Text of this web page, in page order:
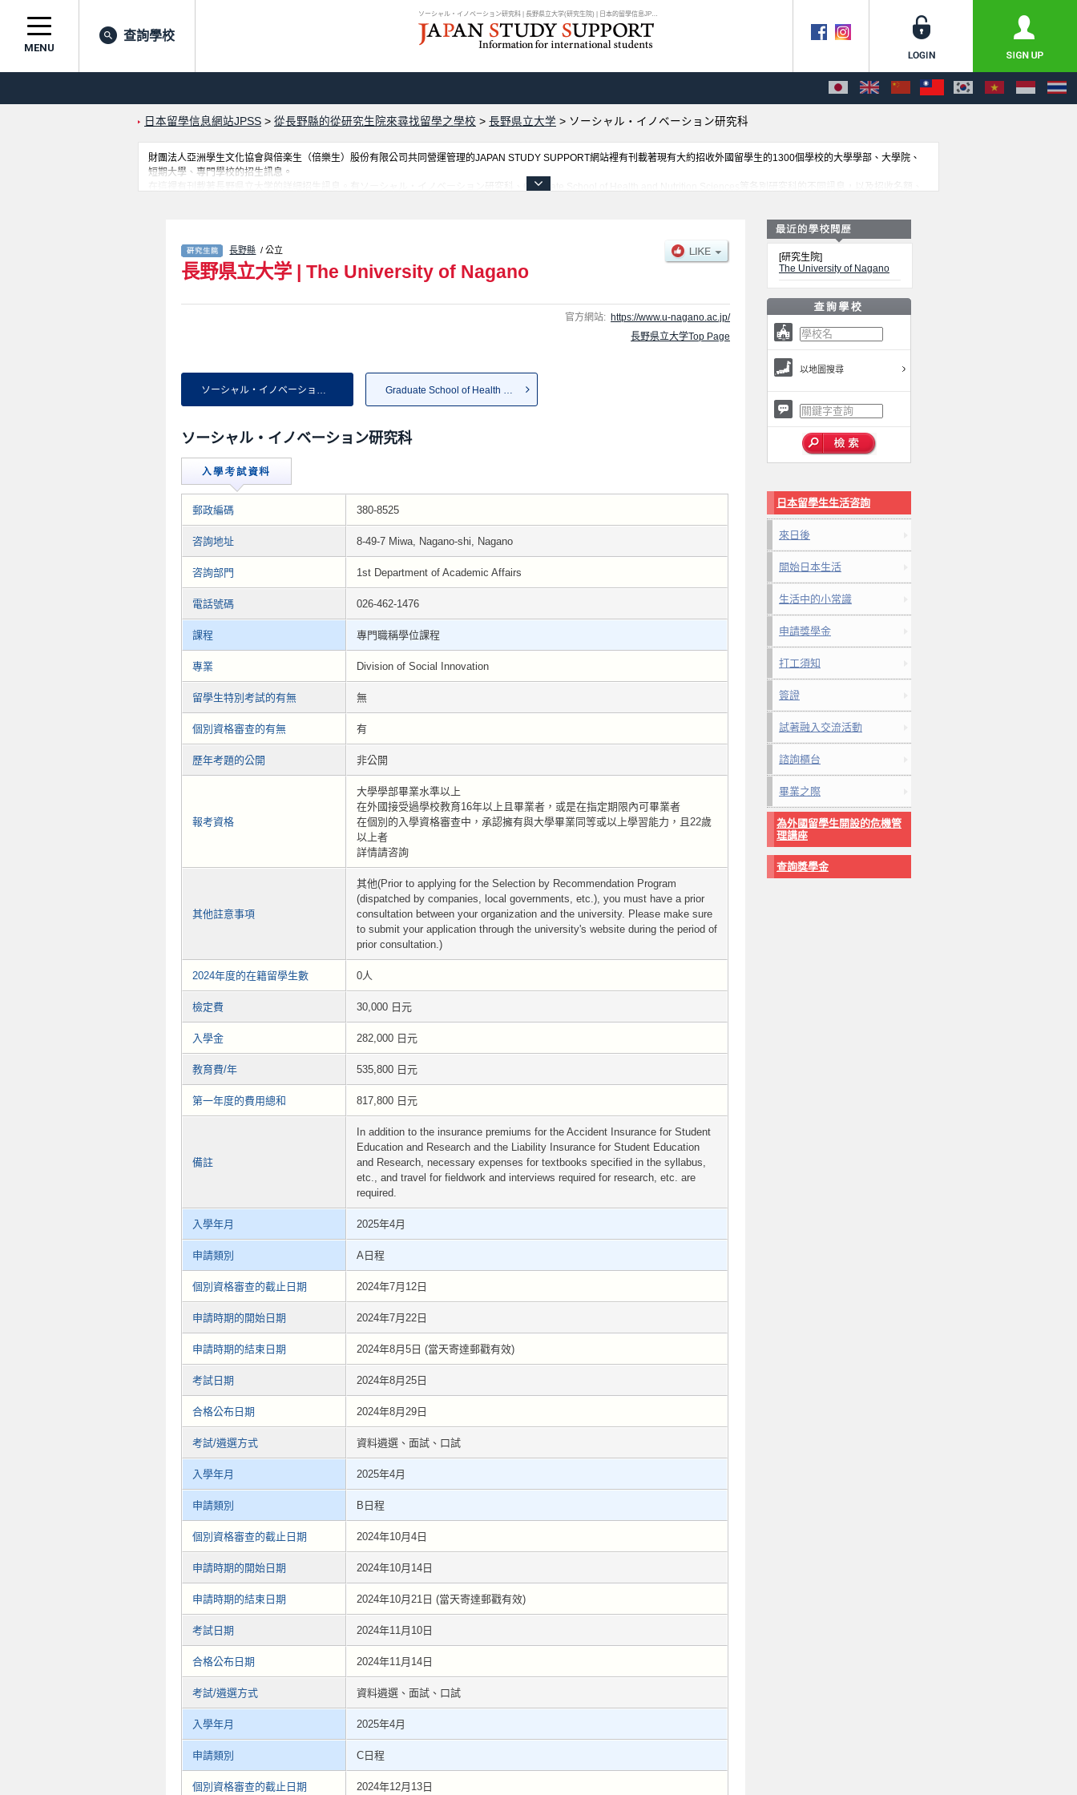
ソーシャル・イノベーション研究科 | 長野県立大学(研究生院) | 日本的留學信息JPSS
MENU
查詢學校
日本留學信息網站JPSS > 從長野縣的從研究生院來尋找留學之學校 > 長野県立大学 > ソーシャル・イノベーション研究科
財團法人亞洲學生文化協會與倍楽生（倍樂生）股份有限公司共同營運管理的JAPAN STUDY SUPPORT網站裡有刊載著現有大約招收外國留學生的1300個學校的大學學部、大學院、
短期大學、專門學校的招生訊息。
在這裡有刊載著長野県立大学的詳細招生訊息。有ソーシャル・イノベーション研究科、Graduate School of Health and Nutrition Sciences等各別研究科的不同訊息，以及招收名額、
長野縣 / 公立
長野県立大学 | The University of Nagano
官方網站: https://www.u-nagano.ac.jp/
長野県立大学Top Page
ソーシャル・イノベーション研究科 Graduate School of Health and...
ソーシャル・イノベーション研究科
郵政編碼 380-8525
咨詢地址 8-49-7 Miwa, Nagano-shi, Nagano
咨詢部門 1st Department of Academic Affairs
電話號碼 026-462-1476
課程 專門職稱學位課程
專業 Division of Social Innovation
留學生特別考試的有無 無
個別資格審查的有無 有
歷年考題的公開 非公開
報考資格
大學學部畢業水準以上
在外國接受過學校教育16年以上且畢業者，或是在指定期限內可畢業者
在個別的入學資格審查中，承認擁有與大學畢業同等或以上學習能力，且22歲
以上者
詳情請咨詢
其他註意事項
其他(Prior to applying for the Selection by Recommendation Program
(dispatched by companies, local governments, etc.), you must have a prior
consultation between your organization and the university. Please make sure
to submit your application through the university's website during the period of
prior consultation.)
2024年度的在籍留學生數 0人
檢定費 30,000 日元
入學金 282,000 日元
教育費/年 535,800 日元
第一年度的費用總和 817,800 日元
備註
In addition to the insurance premiums for the Accident Insurance for Student
Education and Research and the Liability Insurance for Student Education
and Research, necessary expenses for textbooks specified in the syllabus,
etc., and travel for fieldwork and interviews required for research, etc. are
required.
入學年月 2025年4月
申請類別 A日程
個別資格審查的截止日期 2024年7月12日
申請時期的開始日期 2024年7月22日
申請時期的結束日期 2024年8月5日 (當天寄達郵戳有效)
考試日期 2024年8月25日
合格公布日期 2024年8月29日
考試/遴選方式 資料遴選、面試、口試
入學年月 2025年4月
申請類別 B日程
個別資格審查的截止日期 2024年10月4日
申請時期的開始日期 2024年10月14日
申請時期的結束日期 2024年10月21日 (當天寄達郵戳有效)
考試日期 2024年11月10日
合格公布日期 2024年11月14日
考試/遴選方式 資料遴選、面試、口試
入學年月 2025年4月
申請類別 C日程
個別資格審查的截止日期 2024年12月13日
[研究生院]
The University of Nagano
以地圖搜尋
日本留學生生活咨詢
來日後
開始日本生活
生活中的小常識
申請獎學金
打工須知
簽證
試著融入交流活動
諮詢櫃台
畢業之際
為外國留學生開設的危機管
理講座
查詢獎學金